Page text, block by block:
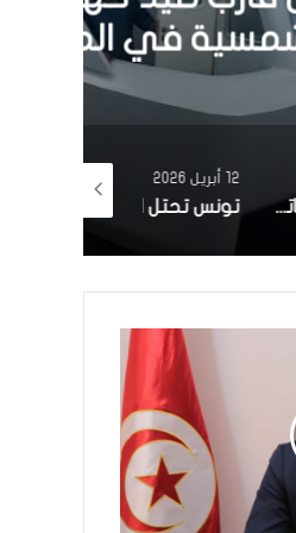
تونس تحتل المرتبة الاولى افريقيا من حيث عدد النساء المطورات للبرمجيات